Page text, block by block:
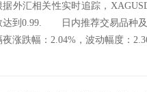
据外汇相关性实时追踪，
达到0.99. 日内推荐交易品种及
夜涨跌幅：2.04%，波动幅度：